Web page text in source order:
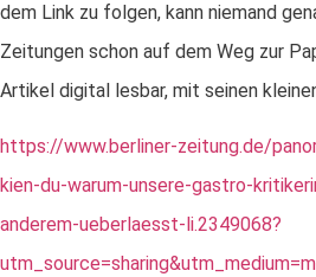
dem Link zu folgen, kann niemand
Zeitungen schon auf dem Weg zur
Artikel digital lesbar, mit seinen
https://www.berliner-zeitung.de/
kien-du-warum-unsere-gastro-
anderem-ueberlaesst-li.2349068?